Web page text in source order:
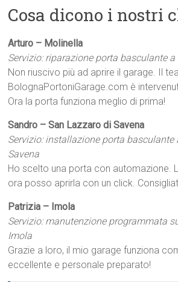
Cosa dicono i nostri
Arturo – Molinella
Servizio: riparazione porta basculante
Non riuscivo più ad aprire il garage. Il
BolognaPortoniGarage.com è
Ora la porta funziona meglio di prima!
Sandro – San Lazzaro di Savena
Servizio: installazione porta basculante
Savena
Ho scelto una porta con automazione.
ora posso aprirla con un click.
Patrizia – Imola
Servizio: manutenzione programmata
Imola
Grazie a loro, il mio garage funziona
eccellente e personale preparato!